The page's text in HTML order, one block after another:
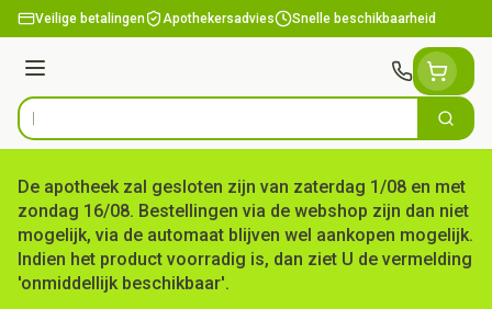
Ga naar de inhoud
Veilige betalingen Apothekersadvies Snelle beschikbaarheid
Menu
Product, merk, categorie... Zoek
De apotheek zal gesloten zijn van zaterdag 1/08 en met
zondag 16/08. Bestellingen via de webshop zijn dan niet
mogelijk, via de automaat blijven wel aankopen mogelijk.
Indien het product voorradig is, dan ziet U de vermelding
'onmiddellijk beschikbaar'.